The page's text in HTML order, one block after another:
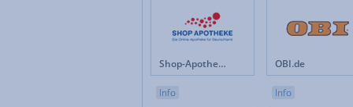
Shop-Apotheke.com
Info
OBI.de
Info